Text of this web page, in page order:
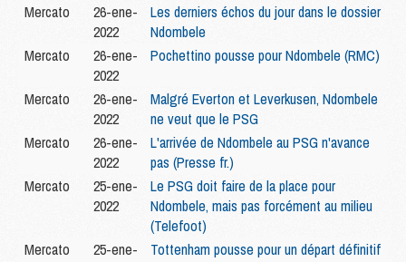
Mercato
26-ene-
2022
Les derniers échos du jour dans le dossier
Ndombele
Mercato
26-ene-
2022
Pochettino pousse pour Ndombele (RMC)
Mercato
26-ene-
2022
Malgré Everton et Leverkusen, Ndombele
ne veut que le PSG
Mercato
26-ene-
2022
L'arrivée de Ndombele au PSG n'avance
pas (Presse fr.)
Mercato
25-ene-
2022
Le PSG doit faire de la place pour
Ndombele, mais pas forcément au milieu
(Telefoot)
Mercato
25-ene-
Tottenham pousse pour un départ définitif